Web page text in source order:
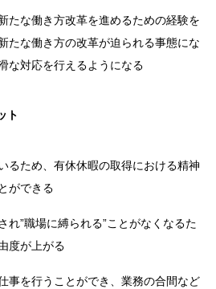
たな働き方改革を進めるための経験を
たな働き方の改革が迫られる事態にな
な対応を行えるようになる
ト
るため、有休休暇の取得における精神
ができる
れ”職場に縛られる”ことがなくなるた
度が上がる
事を行うことができ、業務の合間など